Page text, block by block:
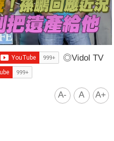
◎Vidol TV
A- A A+